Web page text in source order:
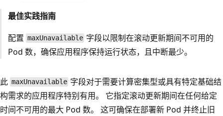
最佳实践指南
配置 maxUnavailable 字段以限制在滚动更新期间不可用的
Pod 数，确保应用程序保持运行状态，且中断最少。
此 maxUnavailable 字段对于需要计算密集型或具有特定基础结
构需求的应用程序特别有用。 它指定滚动更新期间在任何给定
时间不可用的最大 Pod 数。 这可确保在部署新 Pod 并终止旧